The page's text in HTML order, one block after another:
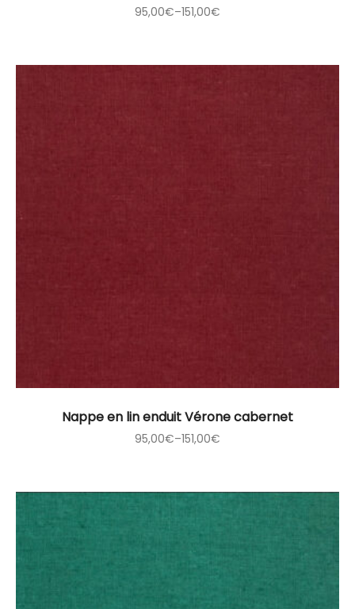
95,00€–151,00€
Nappe en lin enduit Vérone cabernet
95,00€–151,00€